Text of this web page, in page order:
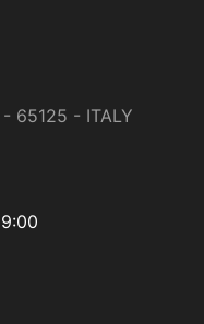
65125 - ITALY